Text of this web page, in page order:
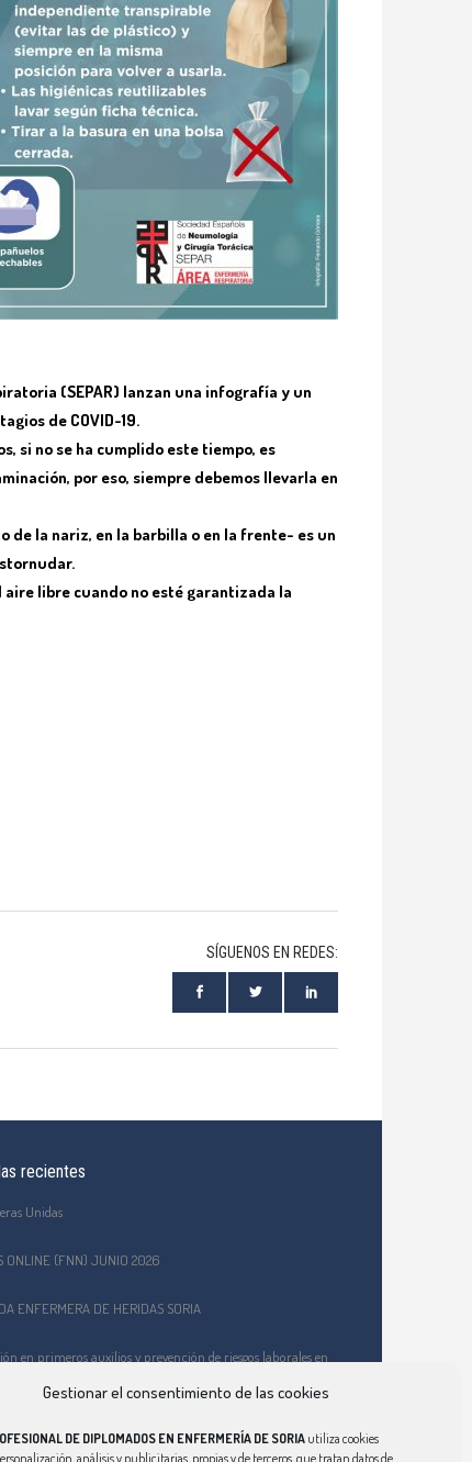
Gestionar el consentimiento de las cookies
DE DIPLOMADOS EN ENFERMERÍA DE SORIA utiliza cookies
análisis y publicitarias, propias y de terceros, que tratan datos de
(SEPAR) lanzan una infografía y un
de COVID-19.
si no se ha cumplido este tiempo, es
por eso, siempre debemos llevarla en
de la nariz, en la barbilla o en la frente- es un
libre cuando no esté garantizada la
SÍGUENOS EN REDES:
recientes
Unidas
ONLINE (FNN) JUNIO 2026
ENFERMERA DE HERIDAS SORIA
en primeros auxilios y prevención de riesgos laborales en
junio 2026 – AT7 – Cuidados a mujeres víctimas de
de género